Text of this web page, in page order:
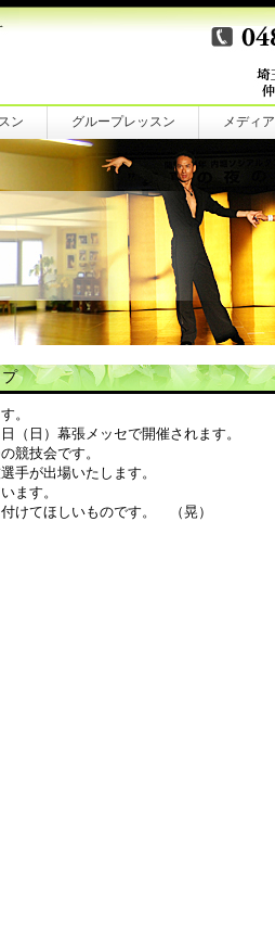
ン グループレッスン メディア
。
日）幕張メッセで開催されます。
競技会です。
手が出場いたします。
ます。
けてほしいものです。 （晃）